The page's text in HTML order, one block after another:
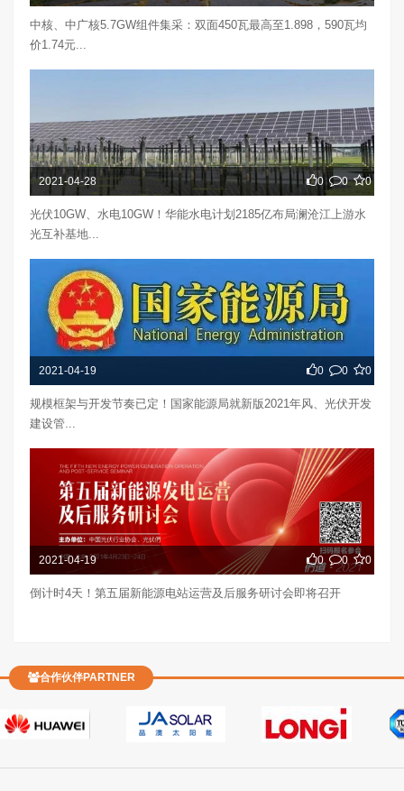
中核、中广核5.7GW组件集采：双面450瓦最高至1.898，590瓦均
价1.74元...
2021-04-28 0 0 0
光伏10GW、水电10GW！华能水电计划2185亿布局澜沧江上游水
光互补基地...
2021-04-19 0 0 0
规模框架与开发节奏已定！国家能源局就新版2021年风、光伏开发
建设管...
2021-04-19 0 0 0
倒计时4天！第五届新能源电站运营及后服务研讨会即将召开
合作伙伴PARTNER